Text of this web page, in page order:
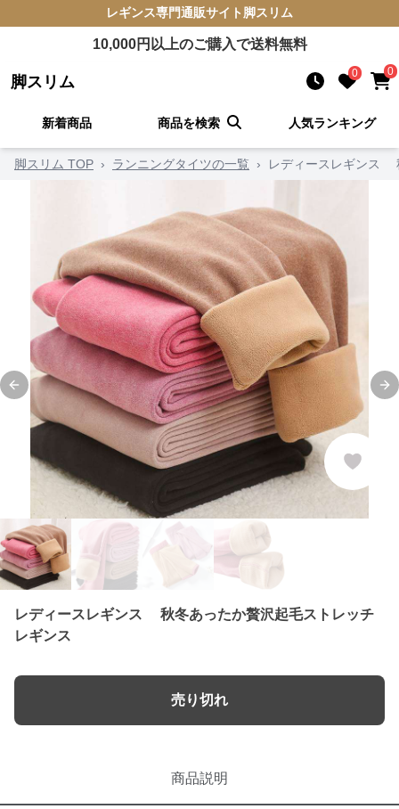
レギンス専門通販サイト 脚スリム
10,000円以上のご購入で送料無料
脚スリム 0 0
新着商品 商品を検索 人気ランキング
脚スリム TOP › ランニングタイツの一覧 › レディースレギンス
Previous slide
レディースレギンス 秋冬あったか贅沢起毛ストレッチ
レギンス
売り切れ
商品説明